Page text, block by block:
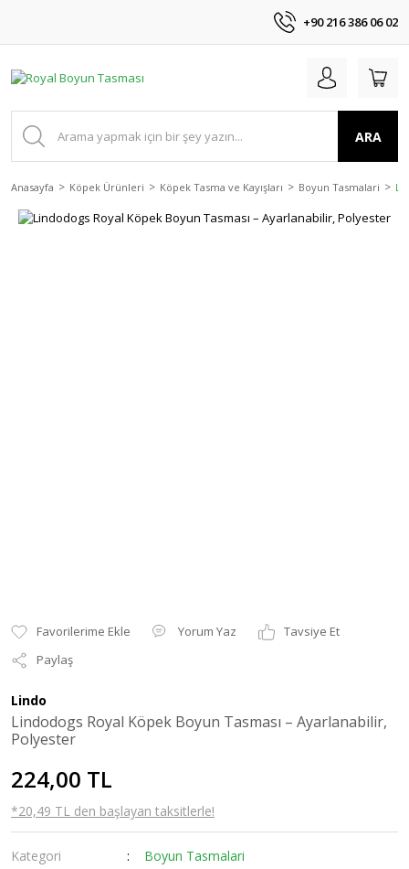
+90 216 386 06 02
ARA
Anasayfa Köpek Ürünleri Köpek Tasma ve Kayışları Boyun Tasmalari
Yorum Yaz
Tavsiye Et
Paylaş
Lindo
Lindodogs Royal Köpek Boyun Tasması – Ayarlanabilir,
Polyester
224,00 TL
*20,49 TL den başlayan taksitlerle!
Kategori
Boyun Tasmalari